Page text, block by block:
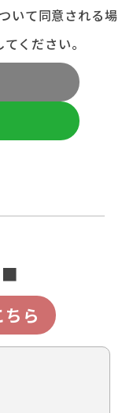
いて同意される場
ください。
■
ら